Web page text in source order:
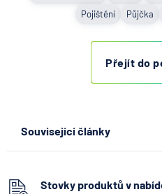
Pojištění
Půjčka
Přejít do
Související články
Stovky produktů v